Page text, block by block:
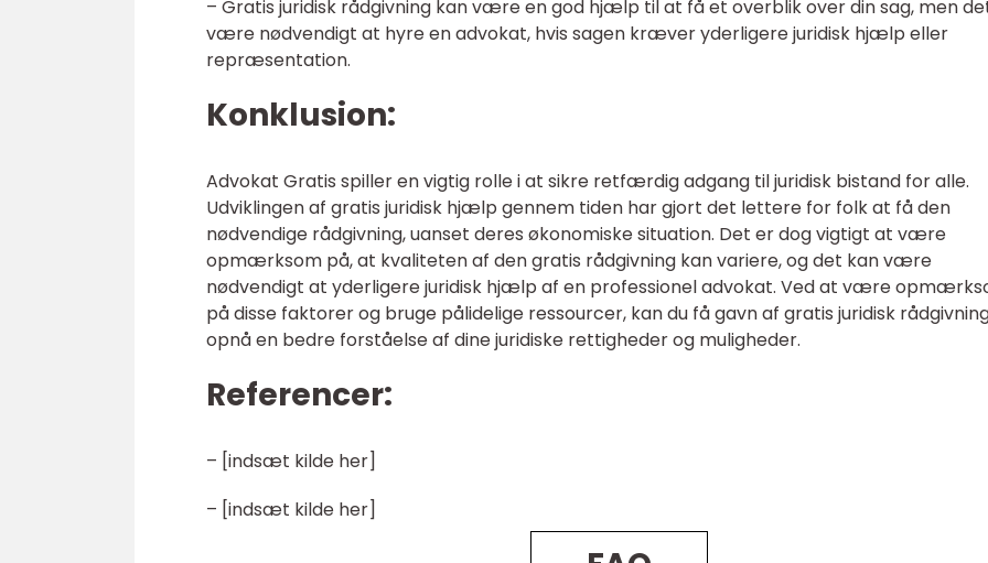
– Gratis juridisk rådgivning kan være en god hjælp til at få et overblik over din sag, men
være nødvendigt at hyre en advokat, hvis sagen kræver yderligere juridisk hjælp eller
repræsentation.
Konklusion:
Advokat Gratis spiller en vigtig rolle i at sikre retfærdig adgang til juridisk bistand for alle.
Udviklingen af gratis juridisk hjælp gennem tiden har gjort det lettere for folk at få den
nødvendige rådgivning, uanset deres økonomiske situation. Det er dog vigtigt at være
opmærksom på, at kvaliteten af den gratis rådgivning kan variere, og det kan være
nødvendigt at yderligere juridisk hjælp af en professionel advokat. Ved at være
på disse faktorer og bruge pålidelige ressourcer, kan du få gavn af gratis juridisk
opnå en bedre forståelse af dine juridiske rettigheder og muligheder.
Referencer:
– [indsæt kilde her]
– [indsæt kilde her]